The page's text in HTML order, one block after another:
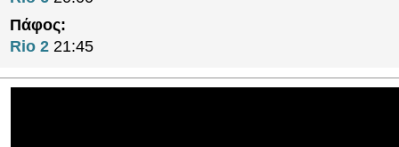
Πάφος:
Rio 2 21:45